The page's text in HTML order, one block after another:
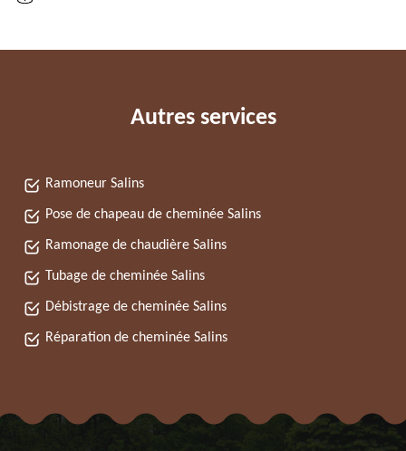
Autres services
Ramoneur Salins
Pose de chapeau de cheminée Salins
Ramonage de chaudière Salins
Tubage de cheminée Salins
Débistrage de cheminée Salins
Réparation de cheminée Salins